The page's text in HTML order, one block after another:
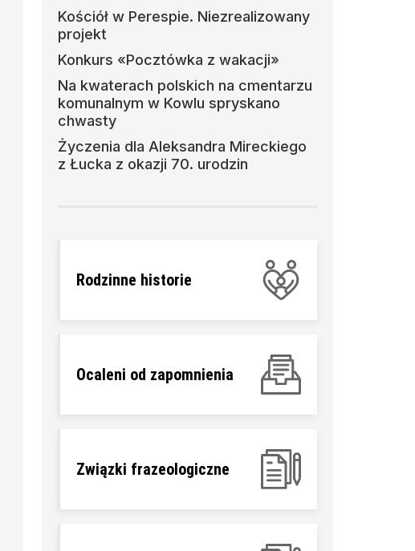
Kościół w Perespie. Niezrealizowany
projekt
Konkurs «Pocztówka z wakacji»
Na kwaterach polskich na cmentarzu
komunalnym w Kowlu spryskano
chwasty
Życzenia dla Aleksandra Mireckiego
z Łucka z okazji 70. urodzin
Rodzinne historie
Ocaleni od zapomnienia
Związki frazeologiczne